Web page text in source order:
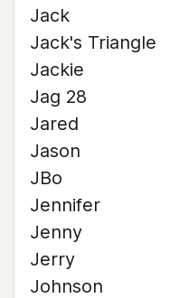
Jack
Jack's Triangle
Jackie
Jag 28
Jared
Jason
JBo
Jennifer
Jenny
Jerry
Johnson